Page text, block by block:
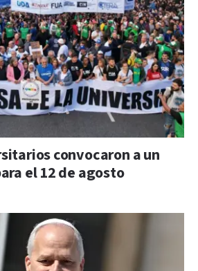
convocaron a un
el 12 de agosto